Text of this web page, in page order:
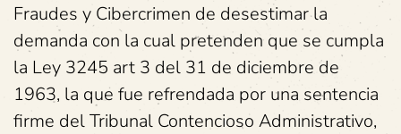
Fraudes y Cibercrimen de desestimar la
demanda con la cual pretenden que se cumpla
la Ley 3245 art 3 del 31 de diciembre de
1963, la que fue refrendada por una sentencia
firme del Tribunal Contencioso Administrativo,